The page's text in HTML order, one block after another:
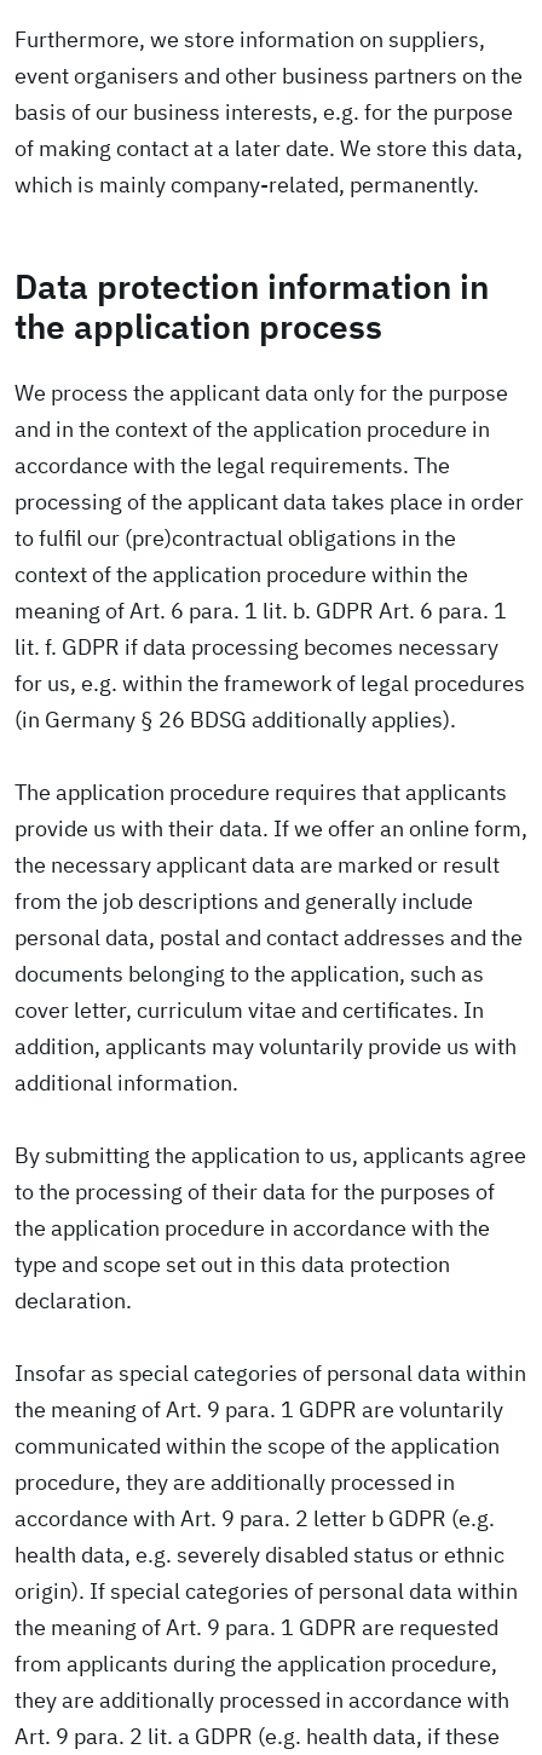
Furthermore, we store information on suppliers,
event organisers and other business partners on the
basis of our business interests, e.g. for the purpose
of making contact at a later date. We store this data,
which is mainly company-related, permanently.
Data protection information in
the application process
We process the applicant data only for the purpose
and in the context of the application procedure in
accordance with the legal requirements. The
processing of the applicant data takes place in order
to fulfil our (pre)contractual obligations in the
context of the application procedure within the
meaning of Art. 6 para. 1 lit. b. GDPR Art. 6 para. 1
lit. f. GDPR if data processing becomes necessary
for us, e.g. within the framework of legal procedures
(in Germany § 26 BDSG additionally applies).
The application procedure requires that applicants
provide us with their data. If we offer an online form,
the necessary applicant data are marked or result
from the job descriptions and generally include
personal data, postal and contact addresses and the
documents belonging to the application, such as
cover letter, curriculum vitae and certificates. In
addition, applicants may voluntarily provide us with
additional information.
By submitting the application to us, applicants agree
to the processing of their data for the purposes of
the application procedure in accordance with the
type and scope set out in this data protection
declaration.
Insofar as special categories of personal data within
the meaning of Art. 9 para. 1 GDPR are voluntarily
communicated within the scope of the application
procedure, they are additionally processed in
accordance with Art. 9 para. 2 letter b GDPR (e.g.
health data, e.g. severely disabled status or ethnic
origin). If special categories of personal data within
the meaning of Art. 9 para. 1 GDPR are requested
from applicants during the application procedure,
they are additionally processed in accordance with
Art. 9 para. 2 lit. a GDPR (e.g. health data, if these